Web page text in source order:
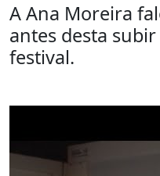
A Ana Moreira
antes desta
festival.